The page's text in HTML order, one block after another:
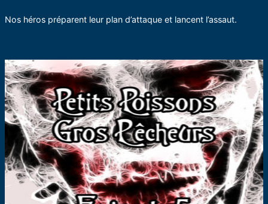
Nos héros préparent leur plan d’attaque et lancent l’assaut.